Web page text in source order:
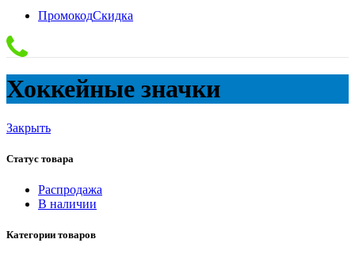
ПромокодСкидка
Хоккейные значки
Закрыть
Статус товара
Распродажа
В наличии
Категории товаров